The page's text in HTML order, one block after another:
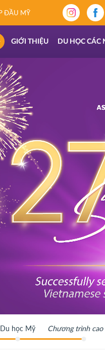
ĐẦU MỸ
(CURRENT)
GIỚI THIỆU DU HỌC CÁC
Du học Mỹ Chương trình cao